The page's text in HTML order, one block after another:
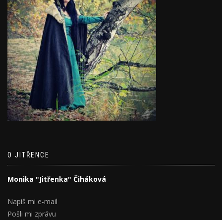
O JITŘENCE
Monika "Jitřenka" Čiháková
Napiš mi e-mail
Pošli mi zprávu